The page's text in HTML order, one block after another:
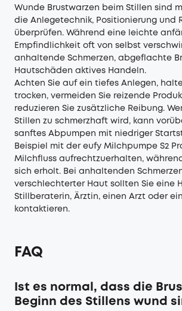
Wunde Brustwarzen beim Stillen sind
die Anlegetechnik, Positionierung und
überprüfen. Während eine leichte
Empfindlichkeit oft von selbst
anhaltende Schmerzen, abgeflachte
Hautschäden aktives Handeln.
Achten Sie auf ein tiefes Anlegen,
trocken, vermeiden Sie reizende
reduzieren Sie zusätzliche Reibung.
Stillen zu schmerzhaft wird, kann
sanftes Abpumpen mit niedriger
Beispiel mit der eufy Milchpumpe S2
Milchfluss aufrechtzuerhalten,
sich erholt. Bei anhaltenden
verschlechterter Haut sollten Sie eine
Stillberaterin, Ärztin, einen Arzt oder
kontaktieren.
FAQ
Ist es normal, dass die
Beginn des Stillens wund